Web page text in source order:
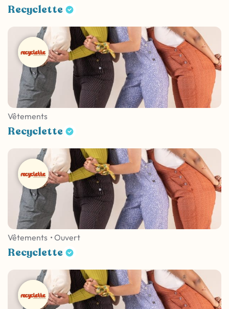
Recyclette
Vêtements
Recyclette
Vêtements • Ouvert
Recyclette